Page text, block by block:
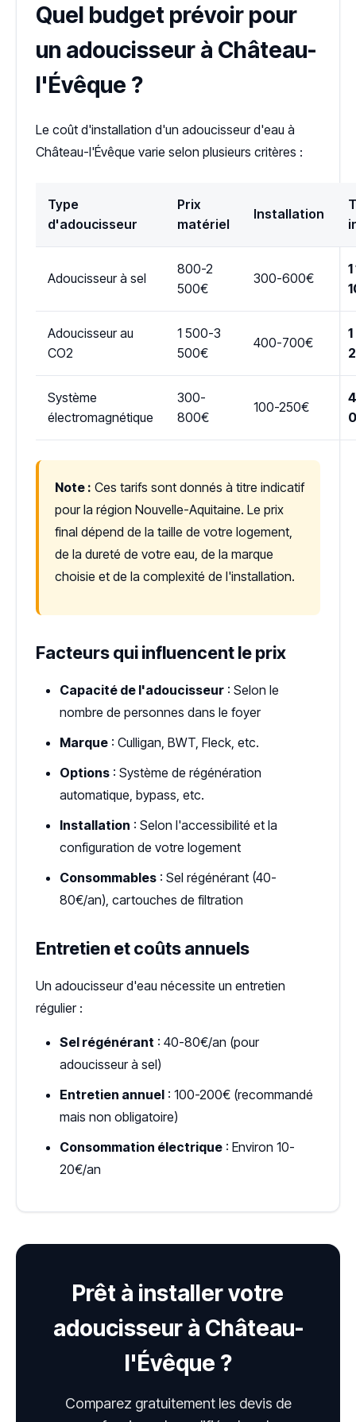
Quel budget prévoir pour
un adoucisseur à Château-
l'Évêque ?
Le coût d'installation d'un adoucisseur d'eau à
Château-l'Évêque varie selon plusieurs critères :
Type
d'adoucisseur
Prix
matériel
Installation
Adoucisseur à sel
800-2
500€
300-600€
Adoucisseur au
CO2
1 500-3
500€
400-700€
Système
électromagnétique
300-
800€
100-250€
Note : Ces tarifs sont donnés à titre indicatif
pour la région Nouvelle-Aquitaine. Le prix
final dépend de la taille de votre logement,
de la dureté de votre eau, de la marque
choisie et de la complexité de l'installation.
Facteurs qui influencent le prix
Capacité de l'adoucisseur : Selon le
nombre de personnes dans le foyer
Marque : Culligan, BWT, Fleck, etc.
Options : Système de régénération
automatique, bypass, etc.
Installation : Selon l'accessibilité et la
configuration de votre logement
Consommables : Sel régénérant (40-
80€/an), cartouches de filtration
Entretien et coûts annuels
Un adoucisseur d'eau nécessite un entretien
régulier :
Sel régénérant : 40-80€/an (pour
adoucisseur à sel)
Entretien annuel : 100-200€ (recommandé
mais non obligatoire)
Consommation électrique : Environ 10-
20€/an
Prêt à installer votre
adoucisseur à Château-
l'Évêque ?
Comparez gratuitement les devis de